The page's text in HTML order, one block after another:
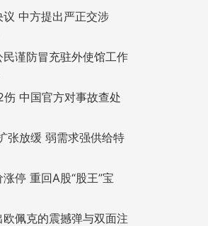
中方提出严正交涉
谨防冒充驻外使馆工作
中国官方对事故查处
张放缓 弱需求强供给特
停 重回A股“股王”宝
佩克的震撼弹与双面注